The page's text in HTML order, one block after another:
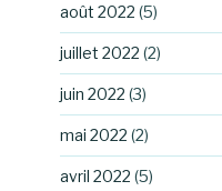
août 2022 (5)
juillet 2022 (2)
juin 2022 (3)
mai 2022 (2)
avril 2022 (5)